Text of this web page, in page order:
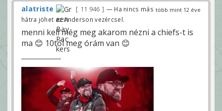
több mint 12 éve
alatriste 11 946
— Ha nincs más
hátra jöhet az Anderson vezércsel.
menni kell még meg akarom nézni a chiefs-t is
ma 😊 10től meg órám van 😊